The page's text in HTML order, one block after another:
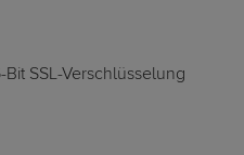
SSL-Verschlüsselung